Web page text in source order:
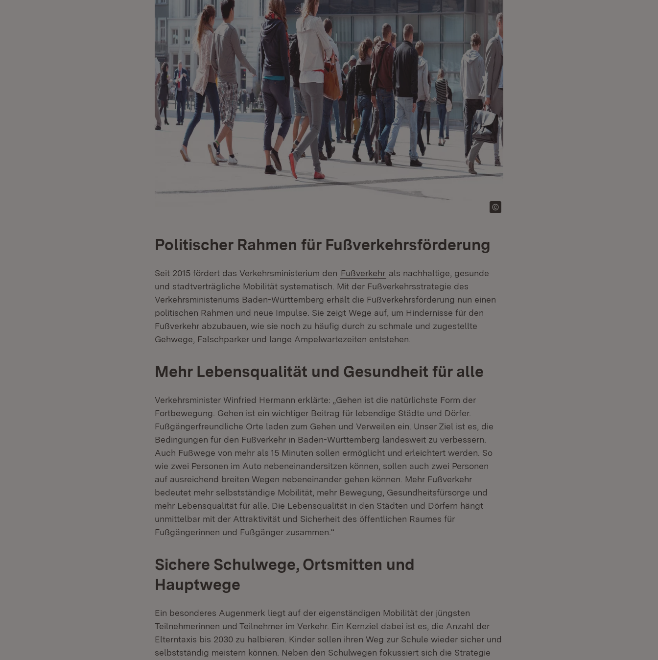
Politischer Rahmen für Fußverkehrsförderung
Seit 2015 fördert das Verkehrsministerium den Fußverkehr als nachhaltige, gesunde
und stadtverträgliche Mobilität systematisch. Mit der Fußverkehrsstrategie des
Verkehrsministeriums Baden-Württemberg erhält die Fußverkehrsförderung nun einen
politischen Rahmen und neue Impulse. Sie zeigt Wege auf, um Hindernisse für den
Fußverkehr abzubauen, wie sie noch zu häufig durch zu schmale und zugestellte
Gehwege, Falschparker und lange Ampelwartezeiten entstehen.
Mehr Lebensqualität und Gesundheit für alle
Verkehrsminister Winfried Hermann erklärte: „Gehen ist die natürlichste Form der
Fortbewegung. Gehen ist ein wichtiger Beitrag für lebendige Städte und Dörfer.
Fußgängerfreundliche Orte laden zum Gehen und Verweilen ein. Unser Ziel ist es, die
Bedingungen für den Fußverkehr in Baden-Württemberg landesweit zu verbessern.
Auch Fußwege von mehr als 15 Minuten sollen ermöglicht und erleichtert werden. So
wie zwei Personen im Auto nebeneinandersitzen können, sollen auch zwei Personen
auf ausreichend breiten Wegen nebeneinander gehen können. Mehr Fußverkehr
bedeutet mehr selbstständige Mobilität, mehr Bewegung, Gesundheitsfürsorge und
mehr Lebensqualität für alle. Die Lebensqualität in den Städten und Dörfern hängt
unmittelbar mit der Attraktivität und Sicherheit des öffentlichen Raumes für
Fußgängerinnen und Fußgänger zusammen.“
Sichere Schulwege, Ortsmitten und
Hauptwege
Ein besonderes Augenmerk liegt auf der eigenständigen Mobilität der jüngsten
Teilnehmerinnen und Teilnehmer im Verkehr. Ein Kernziel dabei ist es, die Anzahl der
Elterntaxis bis 2030 zu halbieren. Kinder sollen ihren Weg zur Schule wieder sicher und
selbstständig meistern können. Neben den Schulwegen fokussiert sich die Strategie